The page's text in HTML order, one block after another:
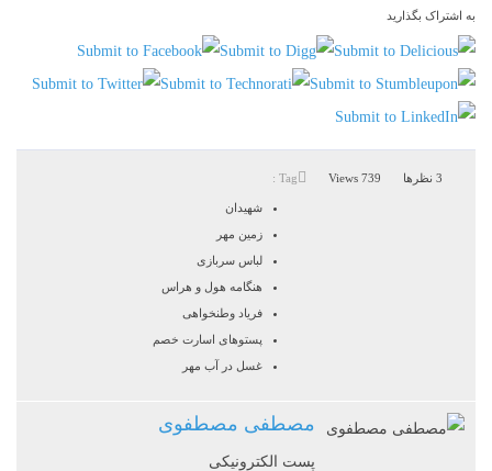
به اشتراک بگذارید
3 نظرها 739 Views
Tag :
شهیدان
زمین مهر
لباس سربازی
هنگامه هول و هراس
فریاد وطنخواهی
پستوهای اسارت خصم
غسل در آب مهر
مصطفی مصطفوی
پست الکترونیکی